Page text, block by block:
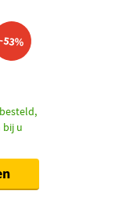
-53%
bij u